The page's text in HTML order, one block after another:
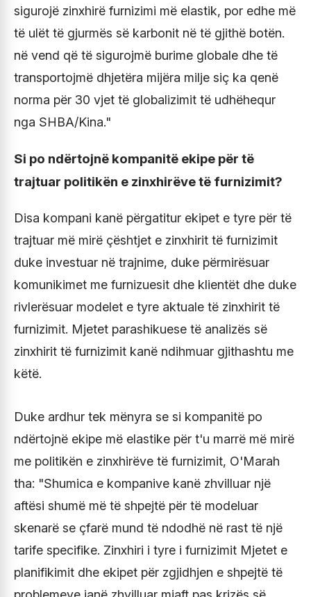
sigurojë zinxhirë furnizimi më elastik, por edhe më
të ulët të gjurmës së karbonit në të gjithë botën.
në vend që të sigurojmë burime globale dhe të
transportojmë dhjetëra mijëra milje siç ka qenë
norma për 30 vjet të globalizimit të udhëhequr
nga SHBA/Kina."
Si po ndërtojnë kompanitë ekipe për të
trajtuar politikën e zinxhirëve të furnizimit?
Disa kompani kanë përgatitur ekipet e tyre për të
trajtuar më mirë çështjet e zinxhirit të furnizimit
duke investuar në trajnime, duke përmirësuar
komunikimet me furnizuesit dhe klientët dhe duke
rivlerësuar modelet e tyre aktuale të zinxhirit të
furnizimit. Mjetet parashikuese të analizës së
zinxhirit të furnizimit kanë ndihmuar gjithashtu me
këtë.
Duke ardhur tek mënyra se si kompanitë po
ndërtojnë ekipe më elastike për t'u marrë më mirë
me politikën e zinxhirëve të furnizimit, O'Marah
tha: "Shumica e kompanive kanë zhvilluar një
aftësi shumë më të shpejtë për të modeluar
skenarë se çfarë mund të ndodhë në rast të një
tarife specifike. Zinxhiri i tyre i furnizimit Mjetet e
planifikimit dhe ekipet për zgjidhjen e shpejtë të